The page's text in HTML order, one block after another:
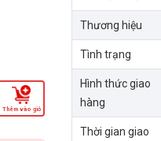
Thêm vào giỏ
Thương hiệu
Tình trạng
Hình thức giao
hàng
Thời gian giao